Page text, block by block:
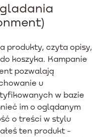
produkty, czyta opisy,
koszyka. Kampanie
pozwalają
u
w bazie
im o oglądanym
o treści w stylu
ten produkt -